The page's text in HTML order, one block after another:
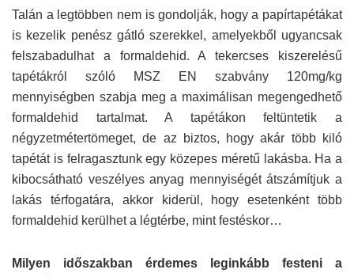
Talán a legtöbben nem is gondolják, hogy a papírtapétákat
is kezelik penész gátló szerekkel, amelyekből ugyancsak
felszabadulhat a formaldehid. A tekercses kiszerelésű
tapétákról szóló MSZ EN szabvány 120mg/kg
mennyiségben szabja meg a maximálisan megengedhető
formaldehid tartalmat. A tapétákon feltüntetik a
négyzetmétertömeget, de az biztos, hogy akár több kiló
tapétát is felragasztunk egy közepes méretű lakásba. Ha a
kibocsátható veszélyes anyag mennyiségét átszámítjuk a
lakás térfogatára, akkor kiderül, hogy esetenként több
formaldehid kerülhet a légtérbe, mint festéskor…
Milyen időszakban érdemes leginkább festeni a